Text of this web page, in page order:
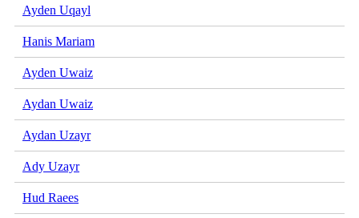
Ayden Uqayl
Hanis Mariam
Ayden Uwaiz
Aydan Uwaiz
Aydan Uzayr
Ady Uzayr
Hud Raees